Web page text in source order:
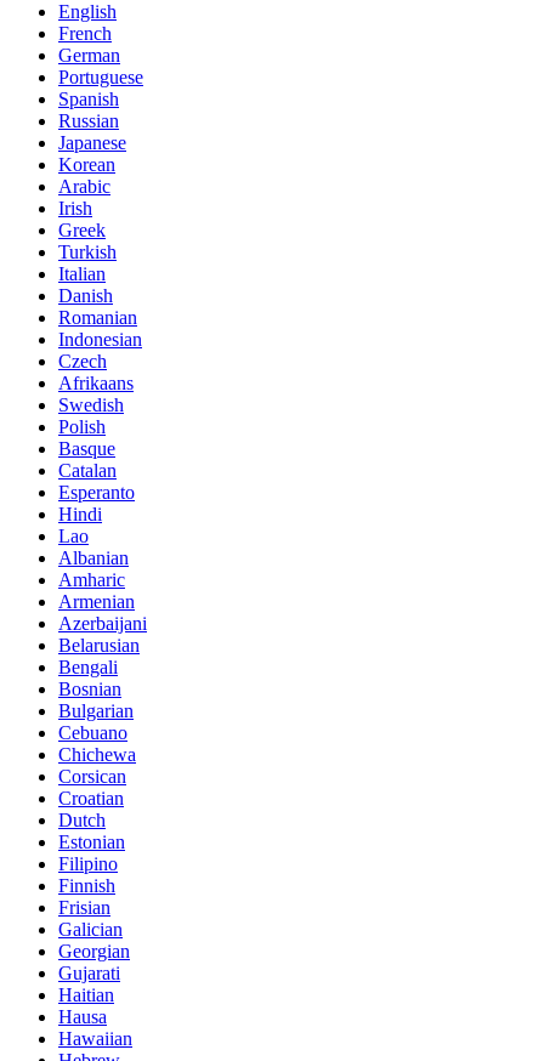
English
French
German
Portuguese
Spanish
Russian
Japanese
Korean
Arabic
Irish
Greek
Turkish
Italian
Danish
Romanian
Indonesian
Czech
Afrikaans
Swedish
Polish
Basque
Catalan
Esperanto
Hindi
Lao
Albanian
Amharic
Armenian
Azerbaijani
Belarusian
Bengali
Bosnian
Bulgarian
Cebuano
Chichewa
Corsican
Croatian
Dutch
Estonian
Filipino
Finnish
Frisian
Galician
Georgian
Gujarati
Haitian
Hausa
Hawaiian